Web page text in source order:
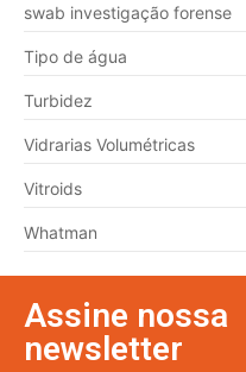
swab investigação forense
Tipo de água
Turbidez
Vidrarias Volumétricas
Vitroids
Whatman
Assine nossa
newsletter